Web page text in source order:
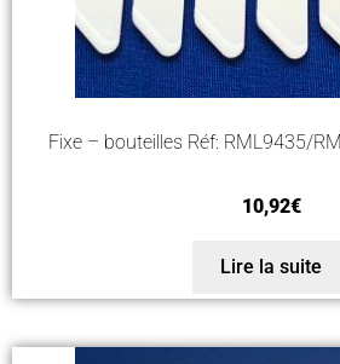
Fixe – bouteilles Réf: RML9435/
10,92€
Lire la suite